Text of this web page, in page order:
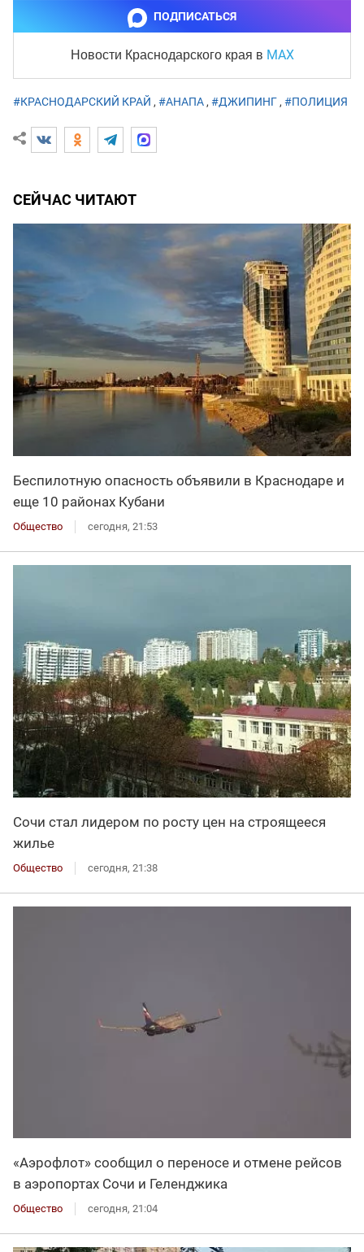
ПОДПИСАТЬСЯ
Новости Краснодарского края в MAX
#КРАСНОДАРСКИЙ КРАЙ , #АНАПА, #ДЖИПИНГ, #ПОЛИЦИЯ
СЕЙЧАС ЧИТАЮТ
Беспилотную опасность объявили в Краснодаре и
еще 10 районах Кубани
Общество сегодня, 21:53
Сочи стал лидером по росту цен на строящееся
жилье
Общество сегодня, 21:38
«Аэрофлот» сообщил о переносе и отмене рейсов
в аэропортах Сочи и Геленджика
Общество сегодня, 21:04